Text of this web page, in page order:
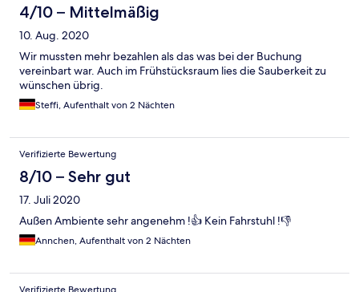
4/10 – Mittelmäßig
10. Aug. 2020
Wir mussten mehr bezahlen als das was bei der Buchung
vereinbart war. Auch im Frühstücksraum lies die Sauberkeit zu
wünschen übrig.
Steffi, Aufenthalt von 2 Nächten
Verifizierte Bewertung
8/10 – Sehr gut
17. Juli 2020
Außen Ambiente sehr angenehm !👍 Kein Fahrstuhl !👎
Annchen, Aufenthalt von 2 Nächten